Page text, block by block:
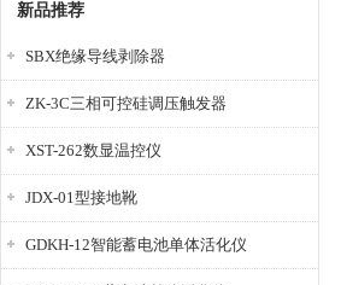
新品推荐
SBX绝缘导线剥除器
ZK-3C三相可控硅调压触发器
XST-262数显温控仪
JDX-01型接地靴
GDKH-12智能蓄电池单体活化仪